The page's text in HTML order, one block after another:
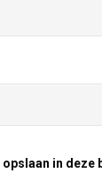
in